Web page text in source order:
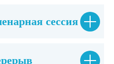
сессия